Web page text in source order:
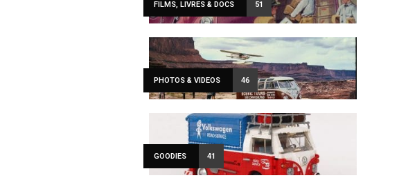
FILMS, LIVRES & DOCS 51
PHOTOS & VIDEOS 46
GOODIES 41